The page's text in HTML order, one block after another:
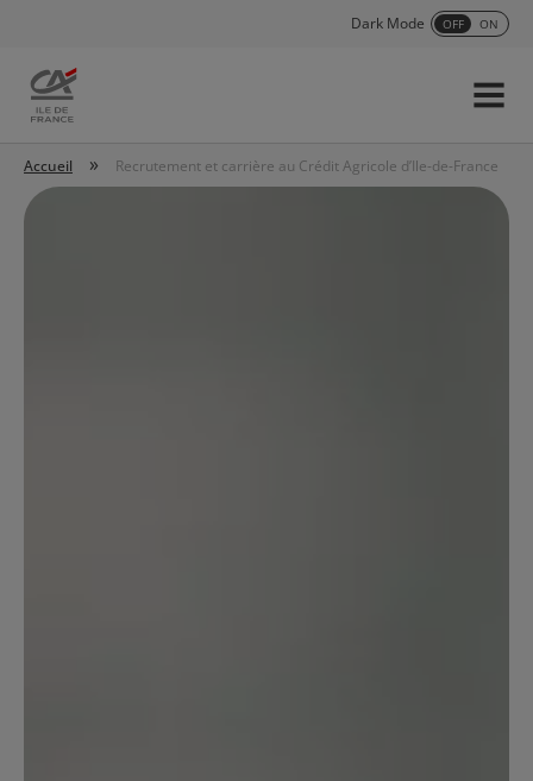
Dark Mode OFF ON
Accueil
Menu
Accueil » Recrutement et carrière au Crédit Agricole d’Ile-de-France